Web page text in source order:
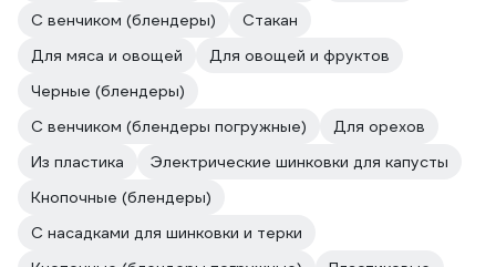
С венчиком (блендеры)
Стакан
Для мяса и овощей
Для овощей и фруктов
Черные (блендеры)
С венчиком (блендеры погружные)
Для орехов
Из пластика
Электрические шинковки для капусты
Кнопочные (блендеры)
С насадками для шинковки и терки